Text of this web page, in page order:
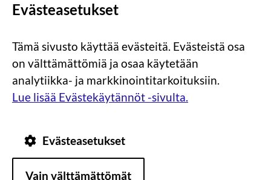
Sosiaalinen
media:
instagram
Sosiaalinen
media:
facebook
Sosiaalinen
media:
youtube
Sosiaalinen
media:
snapchat
Tietosuoja
Evästeasetukset
Tämä sivusto käyttää evästeitä. Evästeistä osa
on välttämättömiä ja osaa käytetään
analytiikka- ja markkinointitarkoituksiin.
Lue lisää Evästekäytännöt -sivulta.
Evästeasetukset
Vain välttämättömät